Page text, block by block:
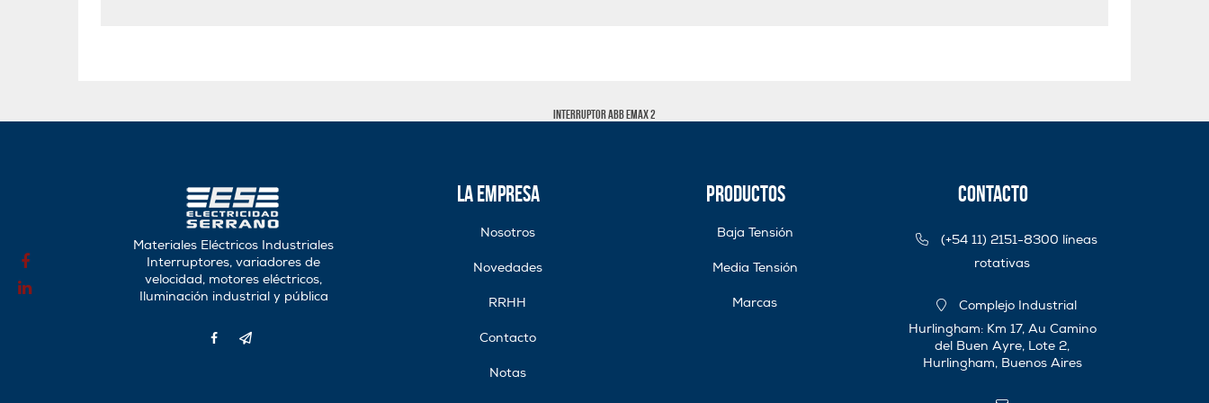
Interruptor ABB Emax 2
Materiales Eléctricos Industriales
Interruptores, variadores de
velocidad, motores eléctricos,
Iluminación industrial y pública
La Empresa
Nosotros
Novedades
RRHH
Contacto
Notas
Productos
Baja Tensión
Media Tensión
Marcas
Contacto
(+54 11) 2151-8300 líneas
rotativas
Complejo Industrial
Hurlingham: Km 17, Au Camino
del Buen Ayre, Lote 2,
Hurlingham, Buenos Aires